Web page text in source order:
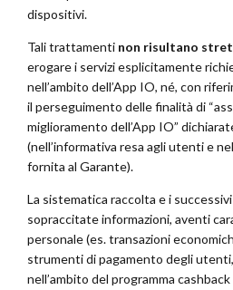
dispositivi.
Tali trattamenti non risultano
erogare i servizi esplicitamente
nell’ambito dell’App IO, né, con
il perseguimento delle finalità di
miglioramento dell’App IO”
(nell’informativa resa agli utenti e
fornita al Garante).
La sistematica raccolta e i
sopraccitate informazioni, aventi
personale (es. transazioni
strumenti di pagamento degli
nell’ambito del programma